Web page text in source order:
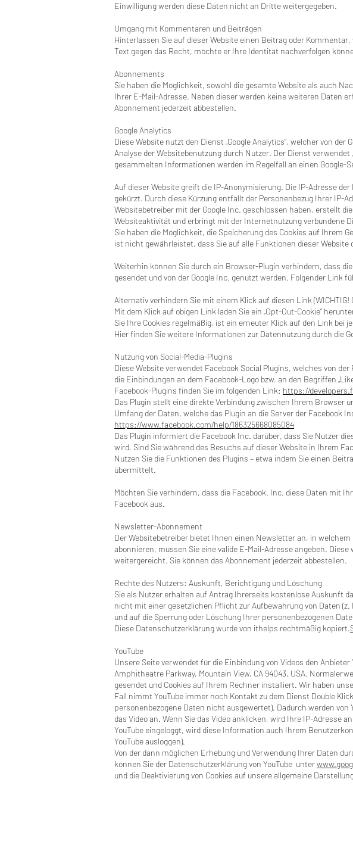
Einwilligung werden diese Daten nicht an Dritte weitergegeben.
Umgang mit Kommentaren und Beiträgen
Hinterlassen Sie auf dieser Website einen Beitrag oder
Text gegen das Recht, möchte er Ihre Identität nachverfolgen
Abonnements
Sie haben die Möglichkeit, sowohl die gesamte Website als auch
Ihrer E-Mail-Adresse. Neben dieser werden keine weiteren Daten
Abonnement jederzeit abbestellen.
Google Analytics
Diese Website nutzt den Dienst „Google Analytics“, welcher von
Analyse der Websitebenutzung durch Nutzer. Der Dienst
gesammelten Informationen werden im Regelfall an einen Google-
Auf dieser Website greift die IP-Anonymisierung. Die IP-Adresse
gekürzt. Durch diese Kürzung entfällt der Personenbezug Ihrer IP-
Websitebetreiber mit der Google Inc. geschlossen haben, erstellt
Websiteaktivität und erbringt mit der Internetnutzung verbundene
Sie haben die Möglichkeit, die Speicherung des Cookies auf
ist nicht gewährleistet, dass Sie auf alle Funktionen dieser
Weiterhin können Sie durch ein Browser-Plugin verhindern, dass
gesendet und von der Google Inc. genutzt werden. Folgender Link
Alternativ verhindern Sie mit einem Klick auf diesen Link
Mit dem Klick auf obigen Link laden Sie ein „Opt-Out-Cookie“
Sie Ihre Cookies regelmäßig, ist ein erneuter Klick auf den Link bei
Hier finden Sie weitere Informationen zur Datennutzung durch die
Nutzung von Social-Media-Plugins
Diese Website verwendet Facebook Social Plugins, welches von
die Einbindungen an dem Facebook-Logo bzw. an den Begriffen
Facebook-Plugins finden Sie im folgenden Link: https://
Das Plugin stellt eine direkte Verbindung zwischen Ihrem Browser
Umfang der Daten, welche das Plugin an die Server der Facebook
https://www.facebook.com/help/186325668085084
Das Plugin informiert die Facebook Inc. darüber, dass Sie Nutzer
wird. Sind Sie während des Besuchs auf dieser Website in Ihrem
Nutzen Sie die Funktionen des Plugins – etwa indem Sie einen
übermittelt.
Möchten Sie verhindern, dass die Facebook. Inc. diese Daten mit
Facebook aus.
Newsletter-Abonnement
Der Websitebetreiber bietet Ihnen einen Newsletter an, in
abonnieren, müssen Sie eine valide E-Mail-Adresse angeben.
weitergereicht. Sie können das Abonnement jederzeit abbestellen.
Rechte des Nutzers: Auskunft, Berichtigung und Löschung
Sie als Nutzer erhalten auf Antrag Ihrerseits kostenlose Auskunft
nicht mit einer gesetzlichen Pflicht zur Aufbewahrung von Daten
und auf die Sperrung oder Löschung Ihrer personenbezogenen
Diese Datenschutzerklärung wurde von ithelps rechtmäßig kopiert.
YouTube
Unsere Seite verwendet für die Einbindung von Videos den Anbieter
Amphitheatre Parkway, Mountain View, CA 94043, USA.
gesendet und Cookies auf Ihrem Rechner installiert. Wir haben
Fall nimmt YouTube immer noch Kontakt zu dem Dienst Double
personenbezogene Daten nicht ausgewertet). Dadurch werden
das Video an. Wenn Sie das Video anklicken, wird Ihre IP-Adresse
YouTube eingeloggt, wird diese Information auch Ihrem
YouTube ausloggen).
Von der dann möglichen Erhebung und Verwendung Ihrer Daten
können Sie der Datenschutzerklärung von YouTube unter
und die Deaktivierung von Cookies auf unsere allgemeine